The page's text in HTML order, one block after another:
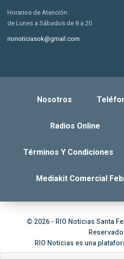
Horarios de Atención:
de Lunes a Sábados de 8 a 20
rionoticiasok@gmail.com
Nosotros
Radios Online
Términos Y Condiciones
Mediakit Comercial
© 2026 - RIO Noticias Santa
RIO Noticias es una